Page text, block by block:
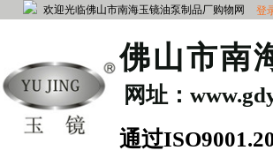
登
欢迎光临佛山市南海玉镜油泵制品厂购物网
佛山市南
​通过ISO90
网址：